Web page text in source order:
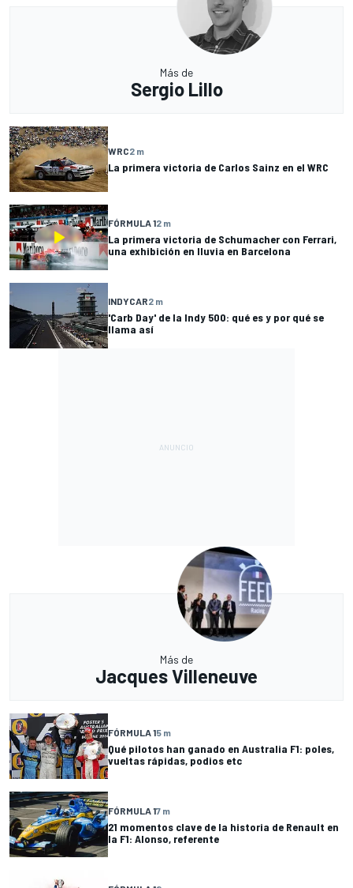
Más de
Sergio Lillo
WRC2 m
La primera victoria de Carlos Sainz en el WRC
FÓRMULA 12 m
La primera victoria de Schumacher con Ferrari,
una exhibición en lluvia en Barcelona
INDYCAR2 m
'Carb Day' de la Indy 500: qué es y por qué se
llama así
Más de
Jacques Villeneuve
FÓRMULA 15 m
Qué pilotos han ganado en Australia F1: poles,
vueltas rápidas, podios etc
FÓRMULA 17 m
21 momentos clave de la historia de Renault en
la F1: Alonso, referente